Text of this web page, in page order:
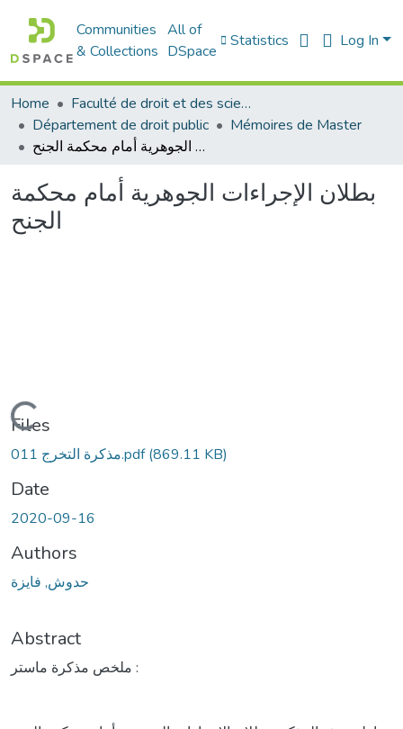
Communities
& Collections
All of
DSpace
Statistics Log In
Home
Faculté de droit et des sciences politiques
Département de droit public
Mémoires de Master
بطلان الإجراءات الجوهرية أمام محكمة الجنح
بطلان الإجراءات الجوهرية أمام محكمة
الجنح
Loading...
Files
011 مذكرة التخرج.pdf(869.11 KB)
Date
2020-09-16
Authors
حدوش, فايزة
Abstract
ملخص مذكرة ماستر :